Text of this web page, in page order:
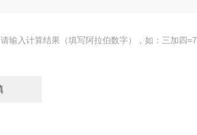
请输入计算结果（填写阿拉伯数字），如：三加四=7